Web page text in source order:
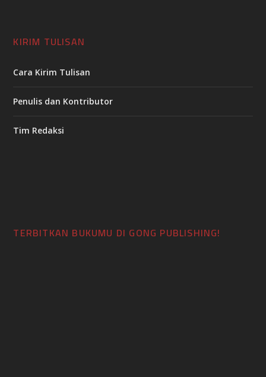
KIRIM TULISAN
Cara Kirim Tulisan
Penulis dan Kontributor
Tim Redaksi
TERBITKAN BUKUMU DI GONG PUBLISHING!